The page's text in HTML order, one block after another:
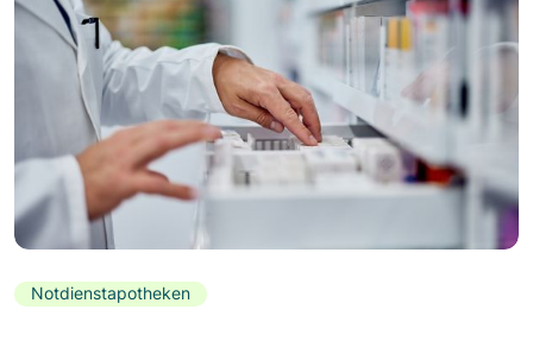
Notdienstapotheken